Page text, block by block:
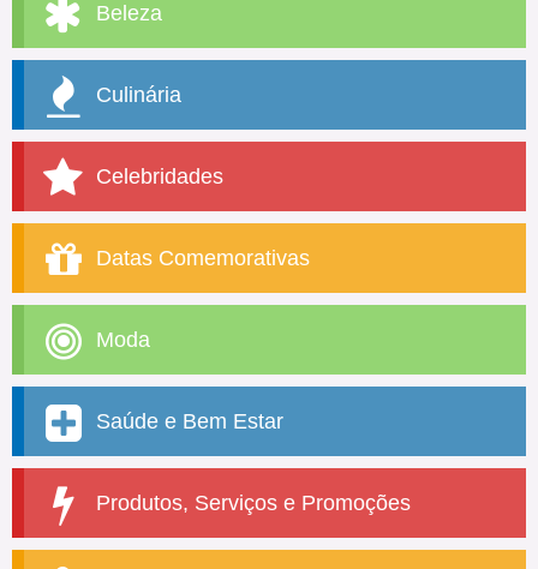
Beleza
Culinária
Celebridades
Datas Comemorativas
Moda
Saúde e Bem Estar
Produtos, Serviços e Promoções